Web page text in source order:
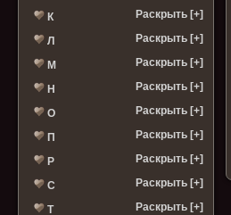
К Раскрыть [+]
Л Раскрыть [+]
М Раскрыть [+]
Н Раскрыть [+]
О Раскрыть [+]
П Раскрыть [+]
Р Раскрыть [+]
С Раскрыть [+]
Т Раскрыть [+]